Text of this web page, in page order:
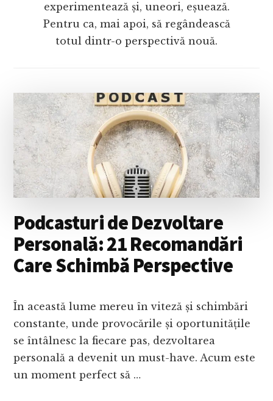
experimentează și, uneori, eșuează.
Pentru ca, mai apoi, să regândească
totul dintr-o perspectivă nouă.
Podcasturi de Dezvoltare
Personală: 21 Recomandări
Care Schimbă Perspective
În această lume mereu în viteză și schimbări
constante, unde provocările și oportunitățile
se întâlnesc la fiecare pas, dezvoltarea
personală a devenit un must-have. Acum este
un moment perfect să …